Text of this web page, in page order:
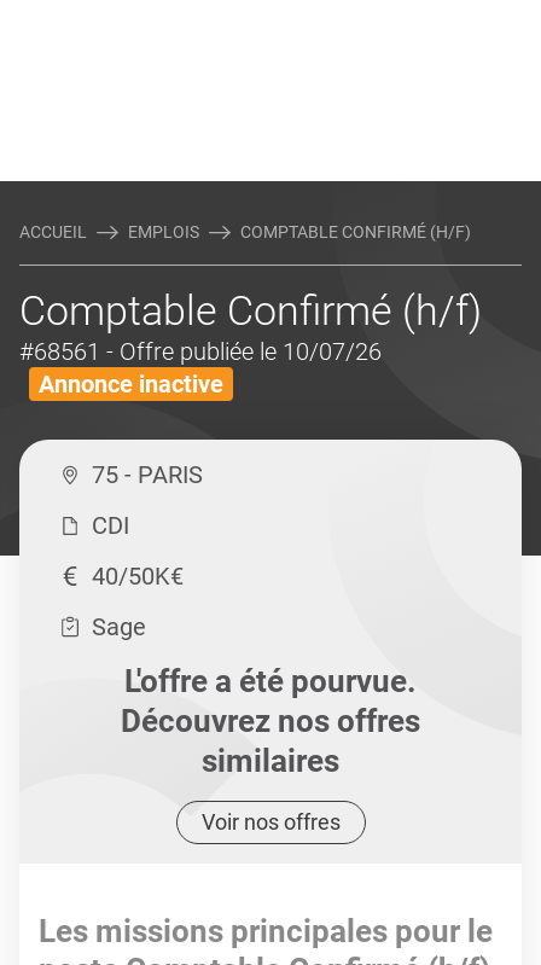
ACCUEIL EMPLOIS COMPTABLE CONFIRMÉ (H/F)
Comptable Confirmé (h/f)
#68561 - Offre publiée le 10/07/26
Annonce inactive
75 - PARIS
CDI
40/50K€
Sage
L'offre a été pourvue.
Découvrez nos offres
similaires
Voir nos offres
Les missions principales pour le